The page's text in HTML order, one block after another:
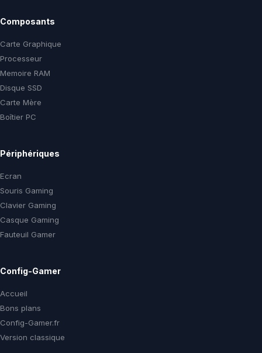
Composants
Carte Graphique
Processeur
Memoire RAM
Disque SSD
Carte Mère
Boîtier PC
Périphériques
Ecran
Souris Gaming
Clavier Gaming
Casque Gaming
Fauteuil Gamer
Config-Gamer
Accueil
Bons plans
Config-Gamer.fr
Version classique